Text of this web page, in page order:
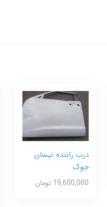
درب راننده نیسان
جوک
19,600,000 تومان